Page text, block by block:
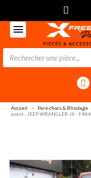
Accueil Pare-chocs & Blindage
avant - JEEP WRANGLER JK - F4X4